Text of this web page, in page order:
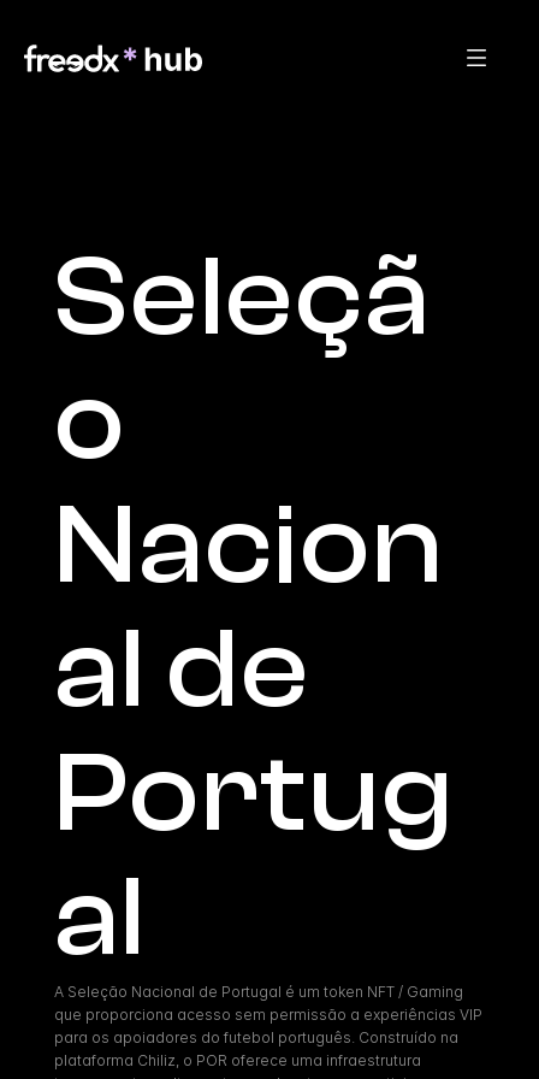
Seleçã
o
Nacion
al de
Portug
al
A Seleção Nacional de Portugal é um token NFT / Gaming
que proporciona acesso sem permissão a experiências VIP
para os apoiadores do futebol português. Construído na
plataforma Chiliz, o POR oferece uma infraestrutura